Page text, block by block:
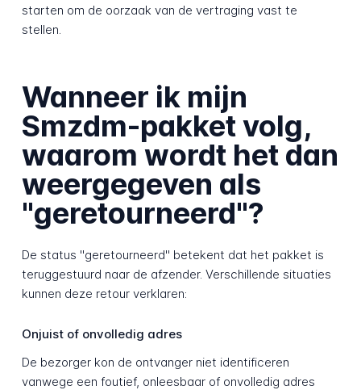
starten om de oorzaak van de vertraging vast te
stellen.
Wanneer ik mijn
Smzdm-pakket volg,
waarom wordt het dan
weergegeven als
"geretourneerd"?
De status "geretourneerd" betekent dat het pakket is
teruggestuurd naar de afzender. Verschillende situaties
kunnen deze retour verklaren:
Onjuist of onvolledig adres
De bezorger kon de ontvanger niet identificeren
vanwege een foutief, onleesbaar of onvolledig adres